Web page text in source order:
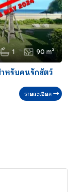
1 90 m²
ำหรับคนรักสัตว์
รายละเอียด